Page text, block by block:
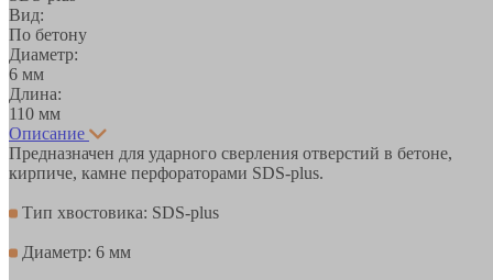
Вид:
По бетону
Диаметр:
6 мм
Длина:
110 мм
Описание
Предназначен для ударного сверления отверстий в бетоне,
кирпиче, камне перфораторами SDS-plus.
Тип хвостовика: SDS-plus
Диаметр: 6 мм